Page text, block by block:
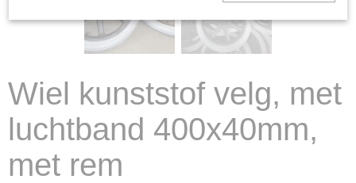
Wiel kunststof velg, met
luchtband 400x40mm,
met rem